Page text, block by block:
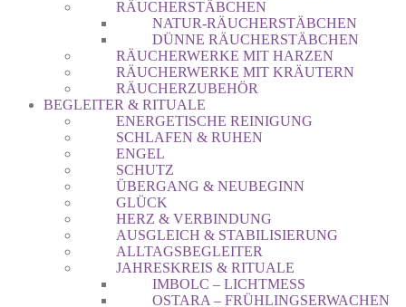
RÄUCHERSTÄBCHEN
NATUR-RÄUCHERSTÄBCHEN
DÜNNE RÄUCHERSTÄBCHEN
RÄUCHERWERKE MIT HARZEN
RÄUCHERWERKE MIT KRÄUTERN
RÄUCHERZUBEHÖR
BEGLEITER & RITUALE
ENERGETISCHE REINIGUNG
SCHLAFEN & RUHEN
ENGEL
SCHUTZ
ÜBERGANG & NEUBEGINN
GLÜCK
HERZ & VERBINDUNG
AUSGLEICH & STABILISIERUNG
ALLTAGSBEGLEITER
JAHRESKREIS & RITUALE
IMBOLC – LICHTMESS
OSTARA – FRÜHLINGSERWACHEN